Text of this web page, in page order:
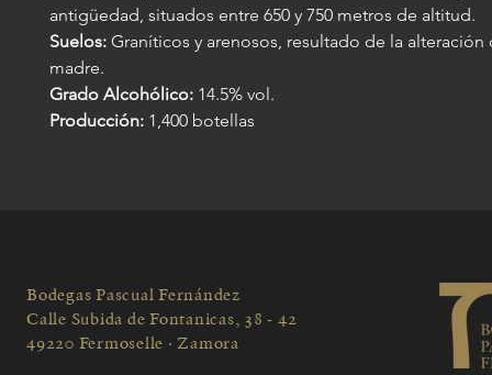
antigüedad, situados entre 650 y 750 metros de altitud.
Suelos: Graníticos y arenosos, resultado de la alteración
madre.
Grado Alcohólico: 14.5% vol.
Producción: 1,400 botellas
Bodegas Pascual Fernández
Calle Subida de Fontanicas, 38 - 42
49220 Fermoselle · Zamora